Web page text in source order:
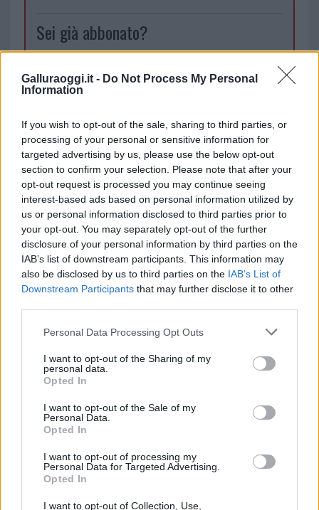
Galluraoggi.it - Do Not Process My Personal
Information
If you wish to opt-out of the sale, sharing to third parties, or
processing of your personal or sensitive information for
targeted advertising by us, please use the below opt-out
section to confirm your selection. Please note that after your
opt-out request is processed you may continue seeing
interest-based ads based on personal information utilized by
us or personal information disclosed to third parties prior to
your opt-out. You may separately opt-out of the further
disclosure of your personal information by third parties on the
IAB’s list of downstream participants. This information may
also be disclosed by us to third parties on the IAB’s List of
Downstream Participants that may further disclose it to other
Please note that this website/app uses one or more Google
not limited to your visit or usage behaviour. You may click to
grant or deny consent to Google and its third-party tags to
use your data for below specified purposes in below Google
consent section.
Personal Data Processing Opt Outs
I want to opt-out of the Sharing of my
personal data.
Opted In
I want to opt-out of the Sale of my
Personal Data.
Opted In
I want to opt-out of processing my
Personal Data for Targeted Advertising.
Opted In
I want to opt-out of Collection, Use,
Sei già abbonato?
sezioneLogin dal menù del sito o
TEMI:
Franco Sardo
Franco Sardo Geometra Olbia
Franco Sardo Morte Olbia
Franco Sardo Olbia
Franco Sardo Olbia Calcio
Franco Sardo Tc Terranova
Franco Sardo Tennis
Morto Franco Sardo Olbia
Olbia Calcio
Sporto Olbia
Tc Terranova Olbia Tennis Olbia
Su WhatsApp al numero +39
345 356 7512
Notizie in tempo reale?
GalluraOggi.it